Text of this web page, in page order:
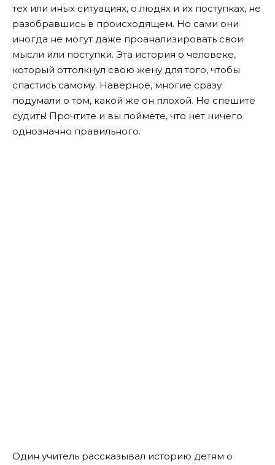
тех или иных ситуациях, о людях и их поступках, не
разобравшись в происходящем. Но сами они
иногда не могут даже проанализировать свои
мысли или поступки. Эта история о человеке,
который оттолкнул свою жену для того, чтобы
спастись самому. Наверное, многие сразу
подумали о том, какой же он плохой. Не спешите
судить! Прочтите и вы поймете, что нет ничего
однозначно правильного.
Один учитель рассказывал историю детям о